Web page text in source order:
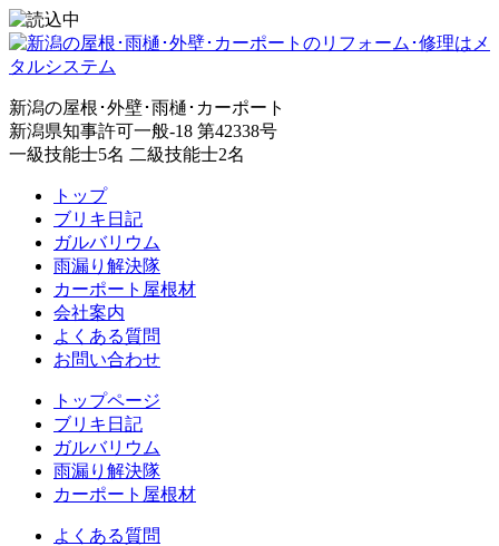
新潟の屋根･外壁･雨樋･カーポート
新潟県知事許可一般-18 第42338号
一級技能士5名 二級技能士2名
トップ
ブリキ日記
ガルバリウム
雨漏り解決隊
カーポート屋根材
会社案内
よくある質問
お問い合わせ
トップページ
ブリキ日記
ガルバリウム
雨漏り解決隊
カーポート屋根材
よくある質問